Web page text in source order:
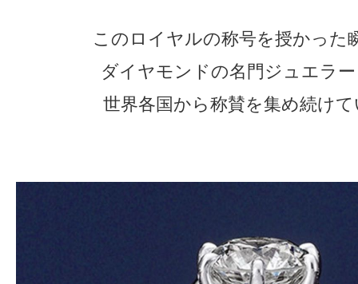
このロイヤルの称号を授かった
ダイヤモンドの名門ジュエラ
世界各国から称賛を集め続け